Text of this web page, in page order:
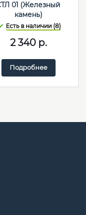
01 (Железный
камень)
Есть в наличии (8)
2 340р.
Подробнее